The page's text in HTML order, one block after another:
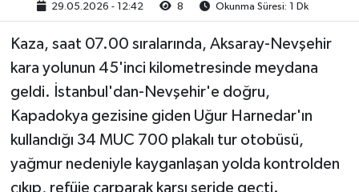
29.05.2026 - 12:42 8 Okunma Süresi: 1 Dk
Kaza, saat 07.00 sıralarında, Aksaray-Nevşehir
kara yolunun 45'inci kilometresinde meydana
geldi. İstanbul'dan-Nevşehir'e doğru,
Kapadokya gezisine giden Uğur Harnedar'ın
kullandığı 34 MUC 700 plakalı tur otobüsü,
yağmur nedeniyle kayganlaşan yolda kontrolden
çıkıp, refüje çarparak karşı şeride geçti.